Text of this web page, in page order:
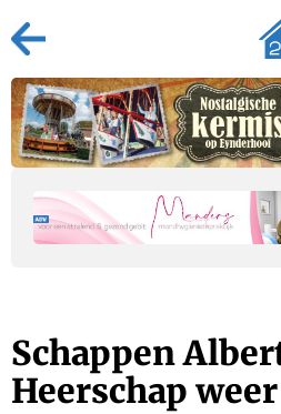
Schappen
Heerschap